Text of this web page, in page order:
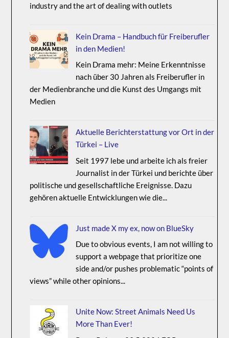
industry and the art of dealing with outlets
Kein Drama – Handbuch für Freiberufler
in den Medien!
Kein Drama mehr: Meine Erkenntnisse
nach über 30 Jahren als Freiberufler in
der Medienbranche und die Kunst des Umgangs mit
Medien
Aktuelle Berichterstattung vor Ort in der
Türkei – Live
Seit 1997 lebe und arbeite ich als freier
Journalist in der Türkei und berichte über
politische und gesellschaftliche Ereignisse. Dazu
gehören aktuelle Entwicklungen wie die...
Just made X my ex, now on BlueSky
Due to obvious events, I am not willing to
support a webpage that prioritize one
side and/or pushes problematic “points of
views” while other opinions...
Unite Now: Street Animals Need Us
More Than Ever!